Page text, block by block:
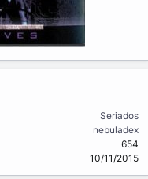
Seriados
nebuladex
654
10/11/2015